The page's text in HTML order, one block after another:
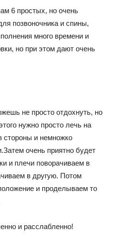
6 простых, но очень
позвоночника и спины,
много времени и
но при этом дают очень
не просто отдохнуть, но
нужно просто лечь на
стороны и немножко
очень приятно будет
и плечи поворачиваем в
в другую. Потом
и проделываем то
и расслабленно!